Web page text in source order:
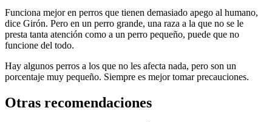
Funciona mejor en perros que tienen demasiado apego al humano,
dice Girón. Pero en un perro grande, una raza a la que no se le
presta tanta atención como a un perro pequeño, puede que no
funcione del todo.
Hay algunos perros a los que no les afecta nada, pero son un
porcentaje muy pequeño. Siempre es mejor tomar precauciones.
Otras recomendaciones